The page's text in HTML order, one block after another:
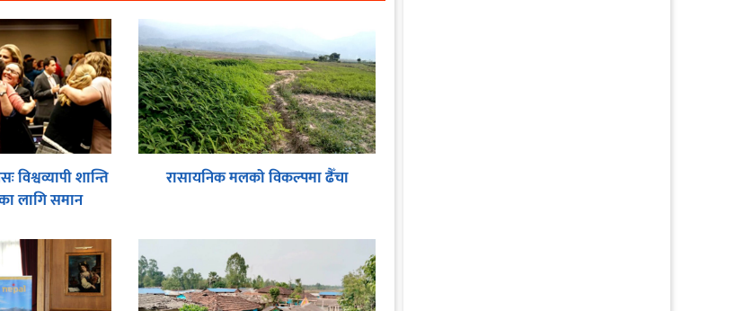
विश्वव्यापी शान्ति
लागि समान
रासायनिक मलको विकल्पमा ढैँचा